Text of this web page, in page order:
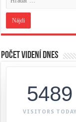
Počet videní dnes
5489
VISITORS TODAY